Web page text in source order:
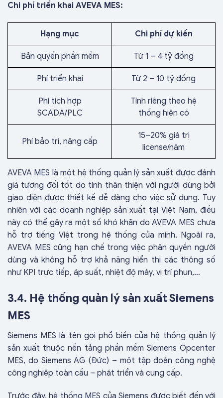
Chi phí triển khai AVEVA MES:
Hạng mục Chi phí dự kiến
Bản quyền phần mềm Từ 1 – 4 tỷ đồng
Phí triển khai Từ 2 – 10 tỷ đồng
Phí tích hợp
SCADA/PLC
Tính riêng theo hệ
thống hiện có
Phí bảo trì, nâng cấp
15–20% giá trị
license/năm
AVEVA MES là một hệ thống quản lý sản xuất được đánh
giá tương đối tốt do tính thân thiện với người dùng bởi
giao diện được thiết kế dễ dàng cho việc sử dụng. Tuy
nhiên với các doanh nghiệp sản xuất tại Việt Nam, điều
này có thể gây ra một số khó khăn do AVEVA MES chưa
hỗ trợ tiếng Việt trong hệ thống của mình. Ngoài ra,
AVEVA MES cũng hạn chế trong việc phân quyền người
dùng và không hỗ trợ khả năng hiển thị các thông số
như KPI trực tiếp, áp suất, nhiệt độ máy, vị trí phun,…
3.4. Hệ thống quản lý sản xuất Siemens
MES
Siemens MES là tên gọi phổ biến của hệ thống quản lý
sản xuất thuộc nền tảng phần mềm Siemens Opcenter
MES, do Siemens AG (Đức) – một tập đoàn công nghệ
công nghiệp toàn cầu – phát triển và cung cấp.
Trước đây, hệ thống MES của Siemens được biết đến với